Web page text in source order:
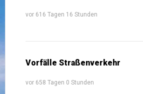
vor 616 Tagen 16 Stunden
Vorfälle Straßenverkehr
vor 658 Tagen 0 Stunden